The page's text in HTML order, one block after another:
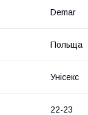
Demar
Польща
Унісекс
22-23